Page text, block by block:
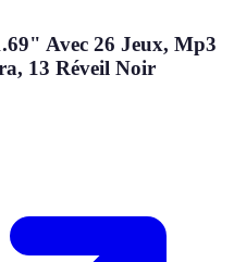
Avec 26 Jeux, Mp3
13 Réveil Noir